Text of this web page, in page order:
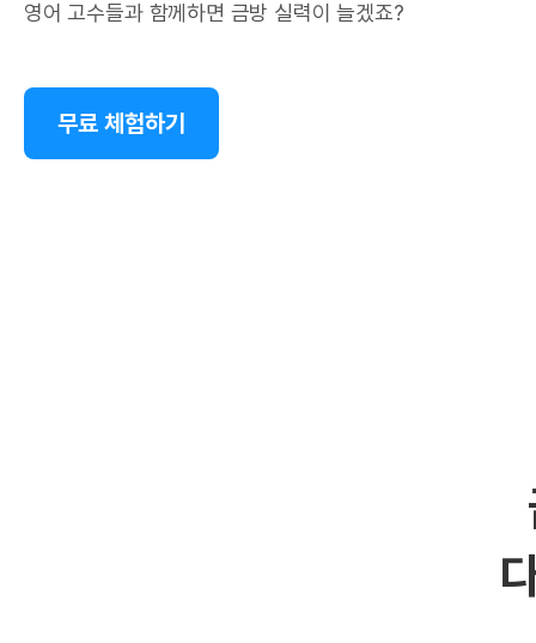
영어 고수들과 함께하면 금방 실력이 늘겠죠?
무료 체험하기